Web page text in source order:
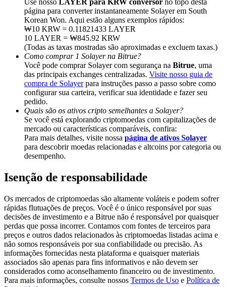
BTC Welcome Rewards
Deposit & Trade BTC to Share 25000 USDT prize pool!
Deposit CASHCAT & Win
Share 500000 CASHCAT prize pool
Register & Trade to Win 500,000 USDT
Precious Metals Trading Carnival
Trade Gold & Silver · 33,333 USDT Bonus
página para converter instantaneamente Solayer em South
Korean Won. Aqui estão alguns exemplos rápidos:
₩10 KRW = 0.11821433 LAYER
10 LAYER = ₩845.92 KRW
(Todas as taxas mostradas são aproximadas e excluem taxas.)
Como comprar 1 Solayer na Bitrue?
Você pode comprar Solayer com segurança na Bitrue, uma
das principais exchanges centralizadas. Visite nosso guia de
compra de Solayerpara instruções passo a passo sobre como
configurar sua carteira, verificar sua identidade e fazer seu
pedido.
Quais são os ativos cripto semelhantes a Solayer?
Se você está explorando criptomoedas com capitalizações de
mercado ou características comparáveis, confira:
Para mais detalhes, visite nossa página de ativos Solayer
para descobrir moedas relacionadas e altcoins por categoria ou
desempenho.
Isenção de responsabilidade
Os mercados de criptomoedas são altamente voláteis e podem sofrer
rápidas flutuações de preços. Você é o único responsável por suas
decisões de investimento e a Bitrue não é responsável por quaisquer
perdas que possa incorrer. Contamos com fontes de terceiros para
preços e outros dados relacionados às criptomoedas listadas acima e
não somos responsáveis por sua confiabilidade ou precisão. As
informações fornecidas nesta plataforma e quaisquer materiais
associados são apenas para fins informativos e não devem ser
considerados como aconselhamento financeiro ou de investimento.
Para mais informações, consulte nossos Termos de Uso e Política de